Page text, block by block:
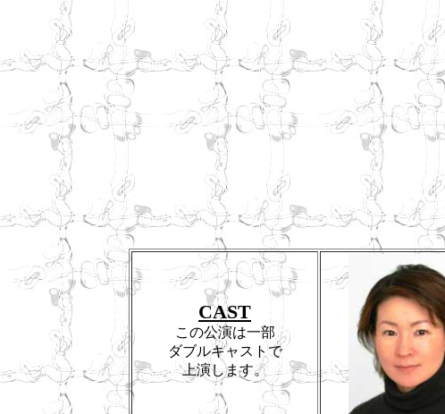
CAST
この公演は一部
ダブルキャストで
上演します。